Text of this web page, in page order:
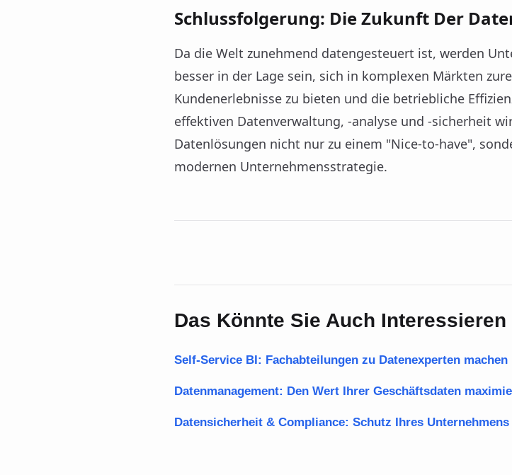
Schlussfolgerung: Die Zukunft Der
Da die Welt zunehmend datengesteuert ist, werden
besser in der Lage sein, sich in komplexen Märkten
Kundenerlebnisse zu bieten und die betriebliche
effektiven Datenverwaltung, -analyse und -sicherheit
Datenlösungen nicht nur zu einem "Nice-to-have",
modernen Unternehmensstrategie.
Das Könnte Sie Auch Interessieren
Self-Service BI: Fachabteilungen zu Datenexperten machen
Datenmanagement: Den Wert Ihrer Geschäftsdaten
Datensicherheit & Compliance: Schutz Ihres